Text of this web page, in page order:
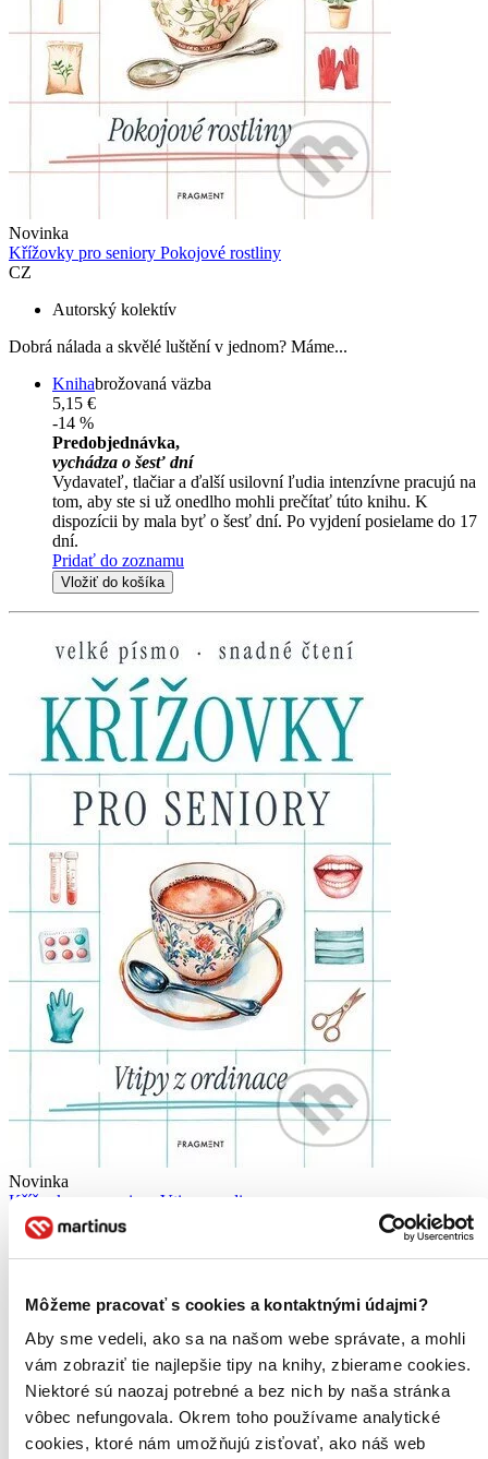
Môžeme pracovať s cookies a kontaktnými údajmi?
Aby sme vedeli, ako sa na našom webe správate, a mohli
vám zobraziť tie najlepšie tipy na knihy, zbierame cookies.
Niektoré sú naozaj potrebné a bez nich by naša stránka
vôbec nefungovala. Okrem toho používame analytické
cookies, ktoré nám umožňujú zisťovať, ako náš web
Novinka
Křížovky pro seniory Pokojové rostliny
CZ
Autorský kolektív
Dobrá nálada a skvělé luštění v jednom? Máme...
Knihabrožovaná väzba
5,15 €
-14 %
Predobjednávka,
vychádza o šesť dní
Vydavateľ, tlačiar a ďalší usilovní ľudia intenzívne pracujú na
tom, aby ste si už onedlho mohli prečítať túto knihu. K
dispozícii by mala byť o šesť dní. Po vyjdení posielame do 17
dní.
Pridať do zoznamu
Vložiť do košíka
Novinka
Křížovky pro seniory Vtipy z ordinace
CZ
Autorský kolektív
Dobrá nálada a skvělé luštění v jednom? Máme...
Kniha brožovaná väzba
-14 %
Do 13 – 18 dní
Tento produkt momentálne nemáme na sklade, ale zvyčajne
vám ho vieme zabezpečiť a odoslať do 13 – 18 dní. A
posnažíme sa aj trochu rýchlejšie!